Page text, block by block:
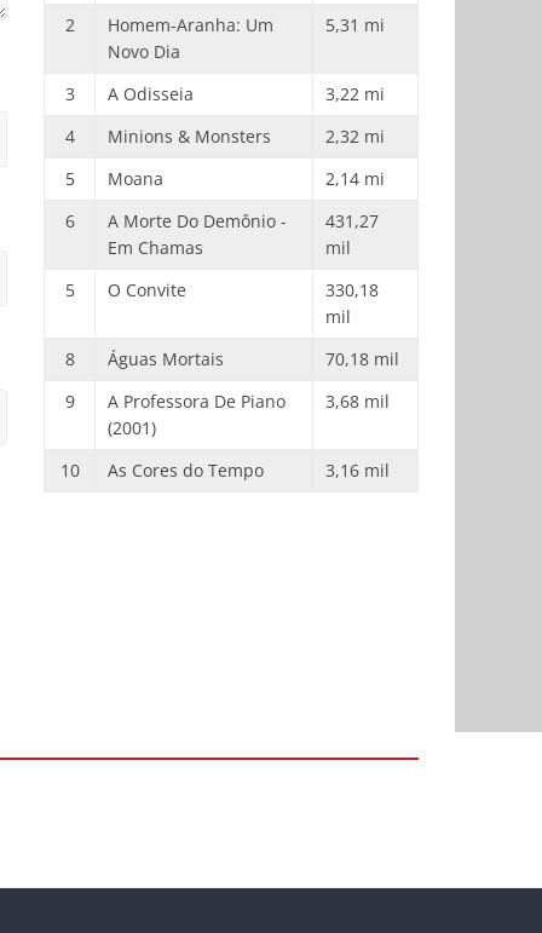
2
Homem-Aranha: Um
Novo Dia
5,31 mi
3 A Odisseia
3,22 mi
4
Minions & Monsters
2,32 mi
5
Moana
2,14 mi
6
A Morte Do Demônio -
Em Chamas
431,27
mil
5
O Convite
330,18
mil
8
Águas Mortais
70,18 mil
9
A Professora De Piano
(2001)
3,68 mil
10 As Cores do Tempo 3,16 mil